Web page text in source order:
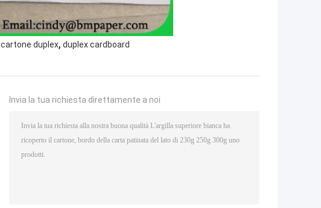
cartone duplex, duplex cardboard
Invia la tua richiesta direttamente a noi